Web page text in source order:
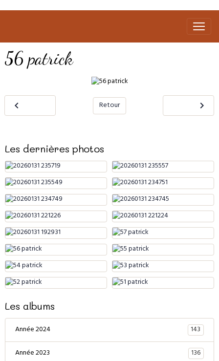
56 patrick
Retour
Les dernières photos
Les albums
Année 2024
143
Année 2023
136